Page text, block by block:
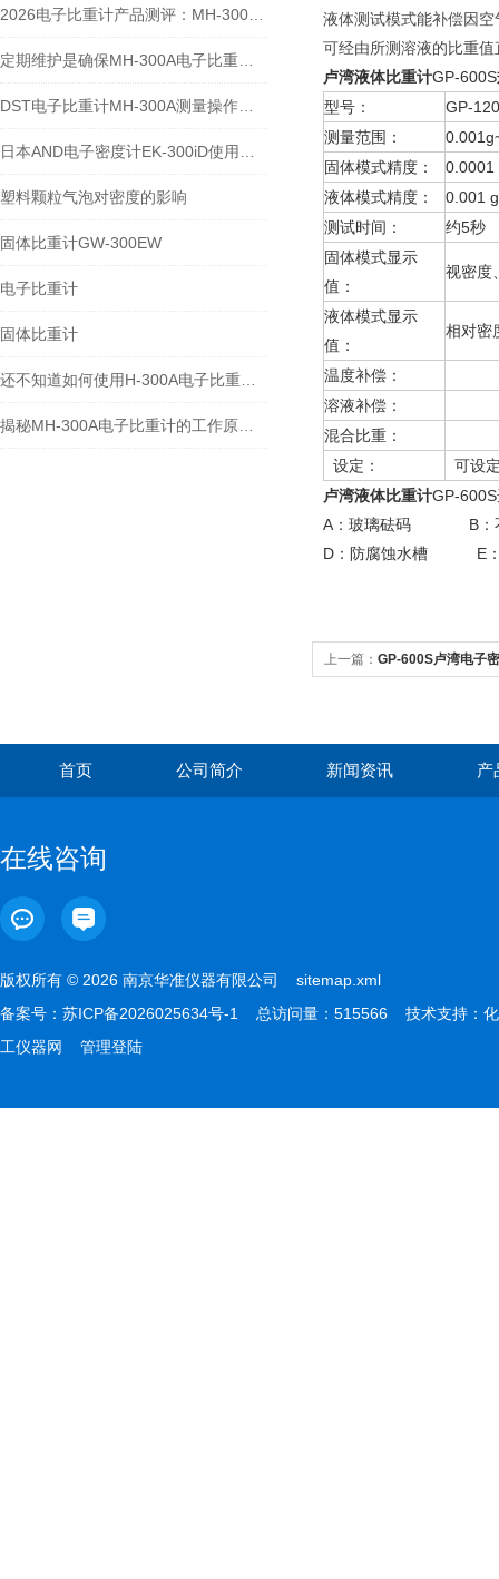
塑料颗粒气泡对密度的影响
固体比重计GW-300EW
电子比重计
固体比重计
液体测试模式能补偿因
可经由所测溶液的比重
卢湾液体比重计GP-600S
型号：
GP-
测量范围：
固体模式精度：
0.0001
液体模式精度：
0.001
测试时间：
约5秒
固体模式显示
值：
视密度
液体模式显示
值：
相对密
温度补偿：
溶液补偿：
混合比重：
设定：
可设
卢湾液体比重计GP-
A：玻璃砝码 B：
D：防腐蚀水槽 E：
上一篇： GP-600S卢湾电子
首页 公司简介 新闻资讯 产
在线咨询
版权所有 © 2026 南京华准仪器有限公司 sitemap.xml
备案号： 苏ICP备2026025634号-1 总访问量：515566 技术支持： 化
工仪器网
管理登陆